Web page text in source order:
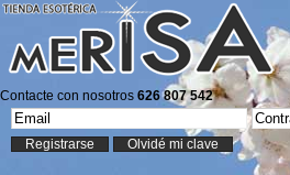
Contacte con nosotros 626 807 542
Registrarse
Olvidé mi clave